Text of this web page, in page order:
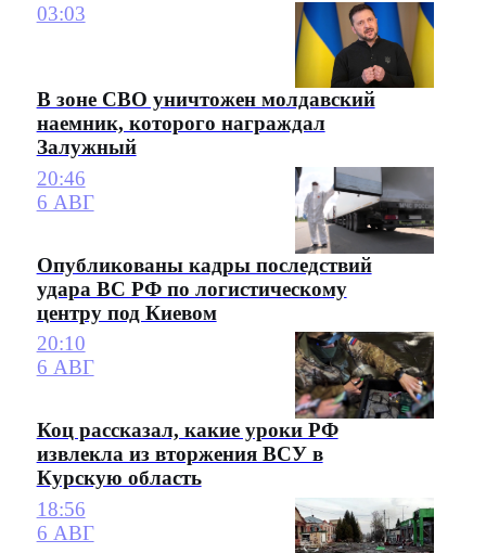
03:03
В зоне СВО уничтожен молдавский
наемник, которого награждал
Залужный
20:46
6 АВГ
Опубликованы кадры последствий
удара ВС РФ по логистическому
центру под Киевом
20:10
6 АВГ
Коц рассказал, какие уроки РФ
извлекла из вторжения ВСУ в
Курскую область
18:56
6 АВГ